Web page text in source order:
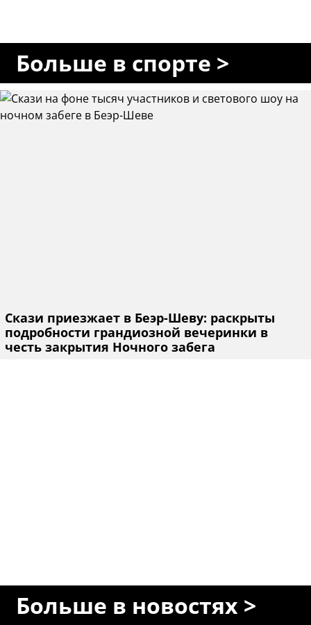
Больше в спорте >
Скази приезжает в Беэр-Шеву: раскрыты
подробности грандиозной вечеринки в
честь закрытия Ночного забега
Больше в новостях >